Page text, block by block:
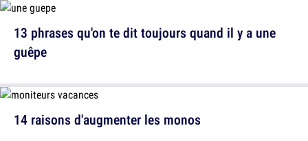
13 phrases qu'on te dit toujours quand il y a une
guêpe
14 raisons d'augmenter les monos